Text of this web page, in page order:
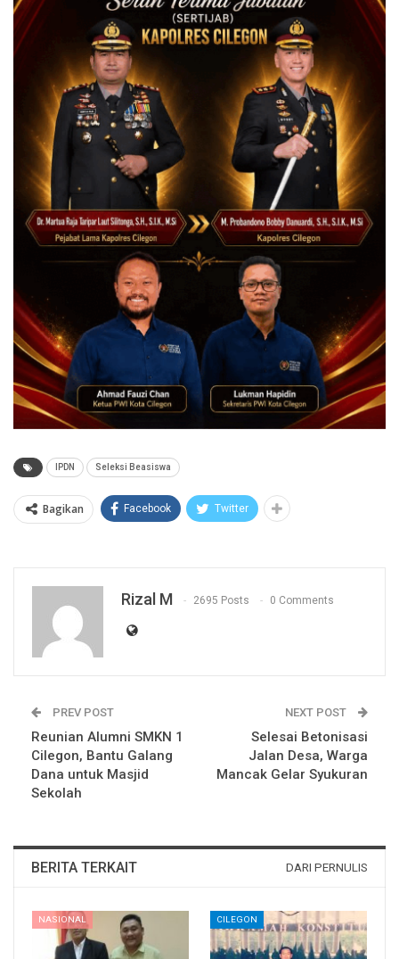
IPDN Seleksi Beasiswa
Bagikan Facebook Twitter
Rizal M 2695 Posts 0 Comments
PREV POST
Reunian Alumni SMKN 1
Cilegon, Bantu Galang
Dana untuk Masjid
Sekolah
NEXT POST
Selesai Betonisasi
Jalan Desa, Warga
Mancak Gelar Syukuran
BERITA TERKAIT DARI PERNULIS
NASIONAL CILEGON